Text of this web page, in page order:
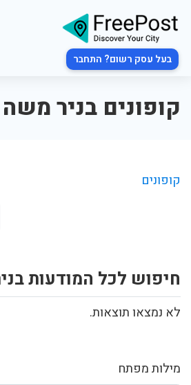
בעל עסק רשום? התחבר
קופונים בניר משה
מילות מפתח
קופונים
חיפוש לכל המודעות
לא נמצאו תוצאות.